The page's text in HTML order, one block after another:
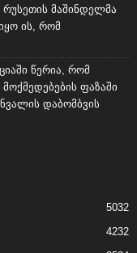
რუსეთის მაშინდელმა
ის, რომ
წერია, რომ
ფაზაში
დაბომბვის
5032
4232